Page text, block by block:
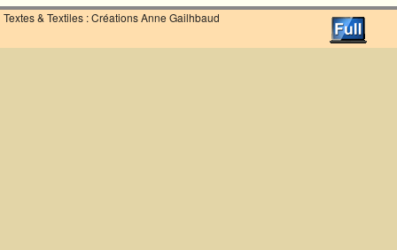
Textes & Textiles : Créations Anne Gailhbaud